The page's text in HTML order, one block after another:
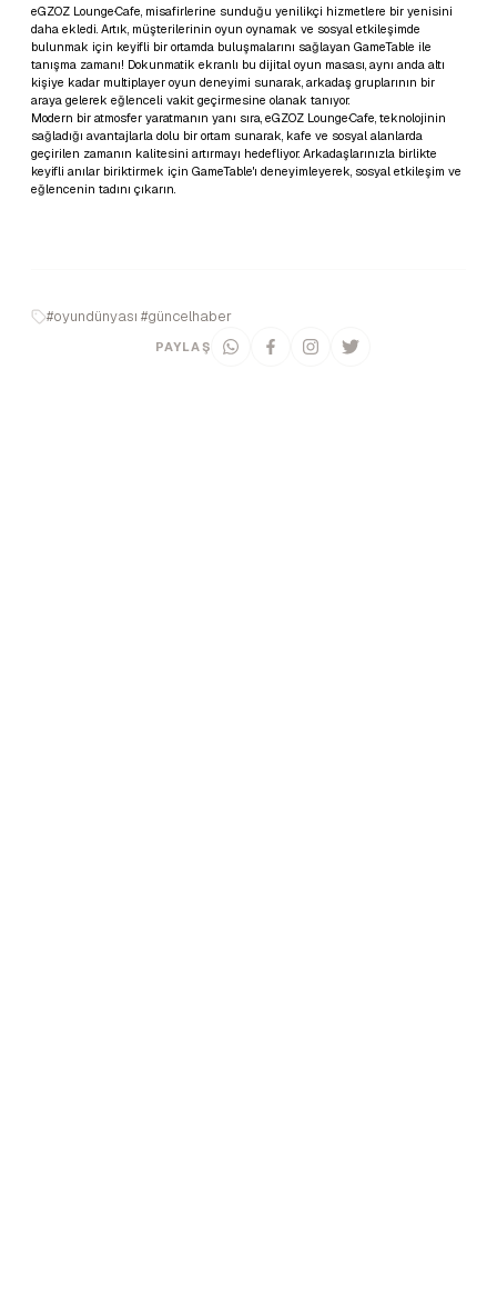
eGZOZ Lounge·Cafe, misafirlerine sunduğu yenilikçi hizmetlere bir yenisini
daha ekledi. Artık, müşterilerinin oyun oynamak ve sosyal etkileşimde
bulunmak için keyifli bir ortamda buluşmalarını sağlayan GameTable ile
tanışma zamanı! Dokunmatik ekranlı bu dijital oyun masası, aynı anda altı
kişiye kadar multiplayer oyun deneyimi sunarak, arkadaş gruplarının bir
araya gelerek eğlenceli vakit geçirmesine olanak tanıyor.
Modern bir atmosfer yaratmanın yanı sıra, eGZOZ Lounge·Cafe, teknolojinin
sağladığı avantajlarla dolu bir ortam sunarak, kafe ve sosyal alanlarda
geçirilen zamanın kalitesini artırmayı hedefliyor. Arkadaşlarınızla birlikte
keyifli anılar biriktirmek için GameTable'ı deneyimleyerek, sosyal etkileşim ve
eğlencenin tadını çıkarın.
#oyundünyası #güncelhaber
PAYLAŞ